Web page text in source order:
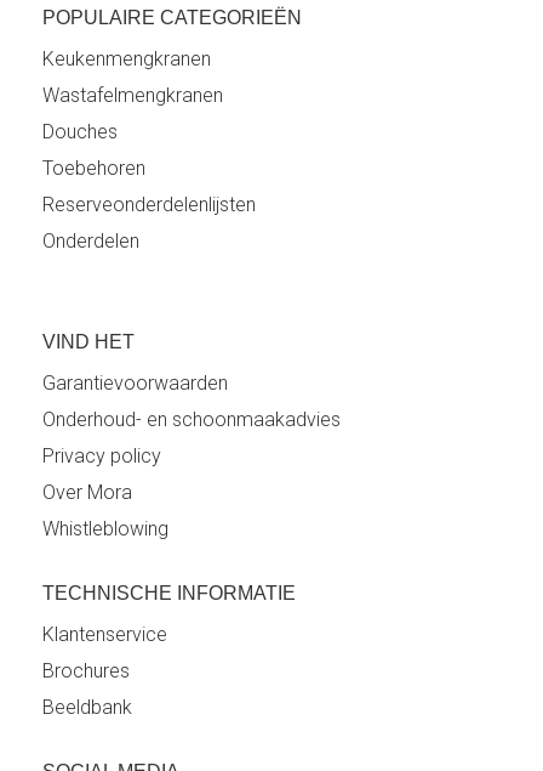
POPULAIRE CATEGORIEËN
Keukenmengkranen
Wastafelmengkranen
Douches
Toebehoren
Reserveonderdelenlijsten
Onderdelen
VIND HET
Garantievoorwaarden
Onderhoud- en schoonmaakadvies
Privacy policy
Over Mora
Whistleblowing
TECHNISCHE INFORMATIE
Klantenservice
Brochures
Beeldbank